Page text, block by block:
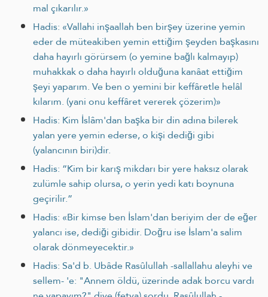
mal çıkarılır.»
Hadis: «Vallahi inşaallah ben birşey üzerine yemin
eder de müteakiben ye­min ettiğim şeyden başkasını
daha hayırlı görürsem (o yemine bağlı kalmayıp)
muhakkak o daha hayırlı olduğuna kanâat ettiğim
şeyi ya­parım. Ve ben o yemini bir keffâretle helâl
kılarım. (yani onu keffâret vererek çözerim)»
Hadis: Kim İslâm'dan başka bir din adına bilerek
yalan yere yemin ederse, o kişi dediği gibi
(yalancının biri)dir.
Hadis: “Kim bir karış mikdarı bir yere haksız olarak
zulümle sahip olursa, o yerin yedi katı boynuna
geçirilir.”
Hadis: «Bir kimse ben İslam'dan beriyim der de eğer
yalancı ise, dediği gibidir. Doğru ise İslam'a salim
olarak dönmeyecektir.»
Hadis: Sa'd b. Ubâde Rasûlullah -sallallahu aleyhi ve
sellem- 'e: "Annem öldü, üzerinde adak borcu vardı